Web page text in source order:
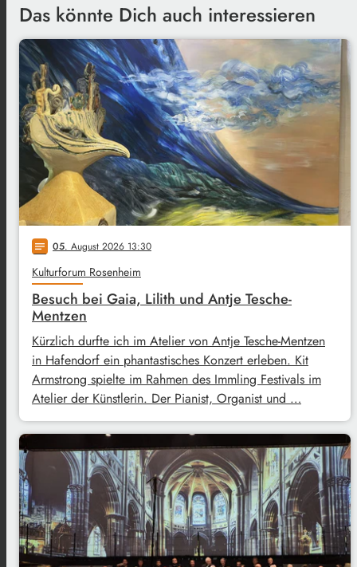
Das könnte Dich auch interessieren
notes 05. August 2026 13:30
Kulturforum Rosenheim
Besuch bei Gaia, Lilith und Antje Tesche-
Mentzen
Kürzlich durfte ich im Atelier von Antje Tesche-Mentzen
in Hafendorf ein phantastisches Konzert erleben. Kit
Armstrong spielte im Rahmen des Immling Festivals im
Atelier der Künstlerin. Der Pianist, Organist und …